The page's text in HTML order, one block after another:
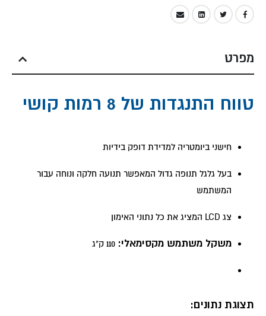
מפרט
טווח התנגדות של 8 רמות קושי
חישני ביומטריה למדידת דופק בידיות
בעל גלגל תנופה גדול המאפשר תנועה חלקה ונוחה עבור
המשתמש
צג LCD המציג את כל נתוני האימון
משקל משתמש מקסימאלי: 110 ק"ג
תצוגת נתונים: